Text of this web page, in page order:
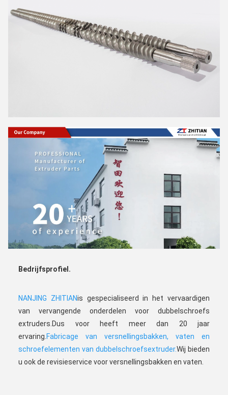
Bedrijfsprofiel .
NANJING ZHITIANis gespecialiseerd in het vervaardigen
van vervangende onderdelen voor dubbelschroefs
extruders.Dus voor heeft meer dan 20 jaar
ervaring. Fabricage van versnellingsbakken, vaten en
schroefelementen van dubbelschroefsextruder.Wij bieden
u ook de revisieservice voor versnellingsbakken en vaten.